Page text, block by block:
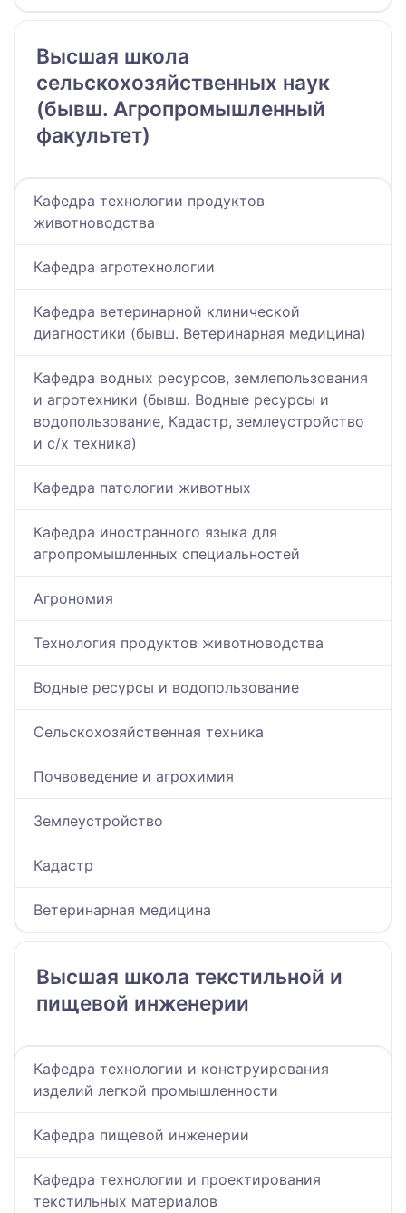
Высшая школа
сельскохозяйственных наук
(бывш. Агропромышленный
факультет)
Кафедра технологии продуктов
животноводства
Кафедра агротехнологии
Кафедра ветеринарной клинической
диагностики (бывш. Ветеринарная медицина)
Кафедра водных ресурсов, землепользования
и агротехники (бывш. Водные ресурсы и
водопользование, Кадастр, землеустройство
и с/х техника)
Кафедра патологии животных
Кафедра иностранного языка для
агропромышленных специальностей
Агрономия
Технология продуктов животноводства
Водные ресурсы и водопользование
Сельскохозяйственная техника
Почвоведение и агрохимия
Землеустройство
Кадастр
Ветеринарная медицина
Высшая школа текстильной и
пищевой инженерии
Кафедра технологии и конструирования
изделий легкой промышленности
Кафедра пищевой инженерии
Кафедра технологии и проектирования
текстильных материалов